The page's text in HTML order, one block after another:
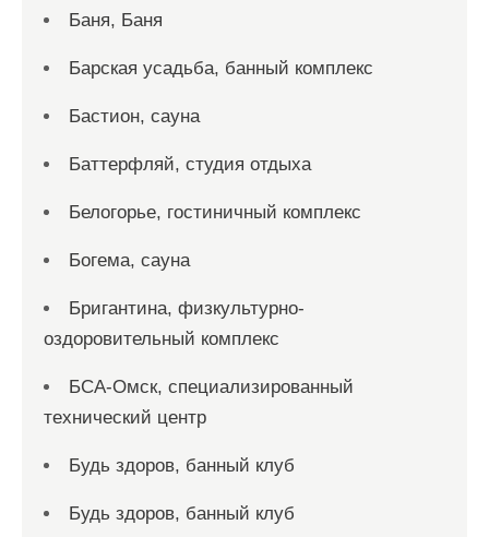
Баня, Баня
Барская усадьба, банный комплекс
Бастион, сауна
Баттерфляй, студия отдыха
Белогорье, гостиничный комплекс
Богема, сауна
Бригантина, физкультурно-
оздоровительный комплекс
БСА-Омск, специализированный
технический центр
Будь здоров, банный клуб
Будь здоров, банный клуб